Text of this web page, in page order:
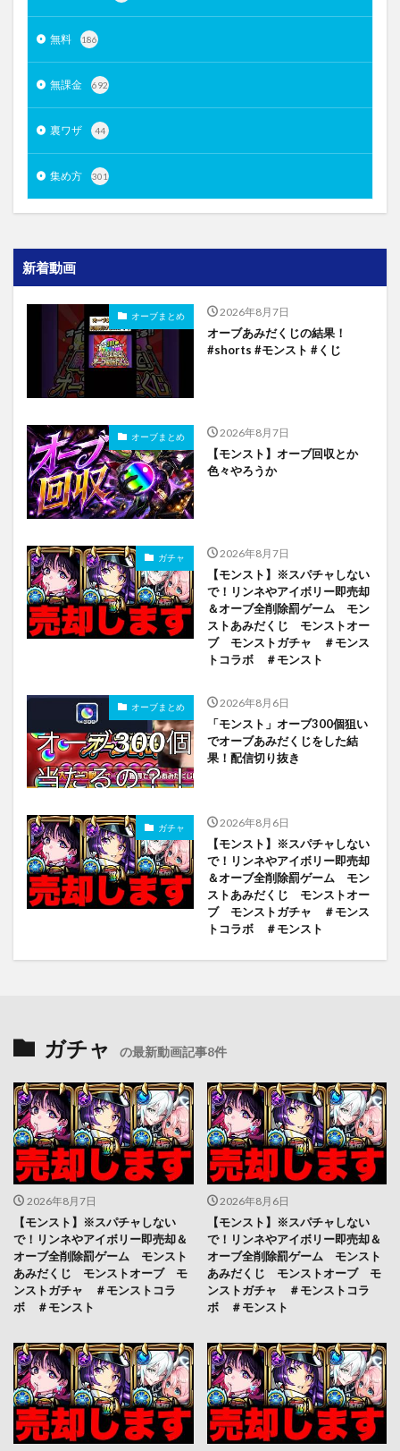
無料 186
無課金 692
裏ワザ 44
集め方 301
新着動画
オーブまとめ 2026年8月7日
オーブあみだくじの結果！
#shorts #モンスト #くじ
オーブまとめ 2026年8月7日
【モンスト】オーブ回収とか
色々やろうか
ガチャ 2026年8月7日
【モンスト】※スパチャしない
で！リンネやアイボリー即売却
＆オーブ全削除罰ゲーム モン
ストあみだくじ モンストオー
ブ モンストガチャ ＃モンス
トコラボ ＃モンスト
オーブまとめ 2026年8月6日
「モンスト」オーブ300個狙い
でオーブあみだくじをした結
果！配信切り抜き
ガチャ 2026年8月6日
【モンスト】※スパチャしない
で！リンネやアイボリー即売却
＆オーブ全削除罰ゲーム モン
ストあみだくじ モンストオー
ブ モンストガチャ ＃モンス
トコラボ ＃モンスト
ガチャ の最新動画記事8件
2026年8月7日
【モンスト】※スパチャしない
で！リンネやアイボリー即売却＆
オーブ全削除罰ゲーム モンスト
あみだくじ モンストオーブ モ
ンストガチャ ＃モンストコラ
ボ ＃モンスト
2026年8月6日
【モンスト】※スパチャしない
で！リンネやアイボリー即売却＆
オーブ全削除罰ゲーム モンスト
あみだくじ モンストオーブ モ
ンストガチャ ＃モンストコラ
ボ ＃モンスト